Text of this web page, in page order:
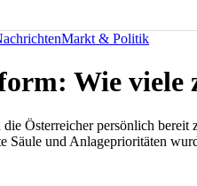
Markt & Politik
Wie viele
Österreicher persönlich
Säule und Anlageprioritäten